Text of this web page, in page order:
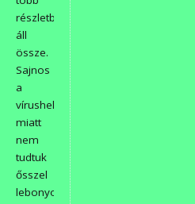
részletből
áll
össze.
Sajnos
a
vírushelyzet
miatt
nem
tudtuk
ősszel
lebonyolítani.